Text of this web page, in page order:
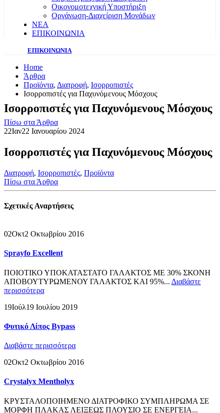
Οικονομοτεχνική Υποστήριξη
Οργάνωση-Διαχείριση Μονάδων
ΝΕΑ
ΕΠΙΚΟΙΝΩΝΙΑ
ΕΠΙΚΟΙΝΩΝΙΑ
Home
Άρθρα
Προϊόντα, Διατροφή, Ισορροπιστές
Ισορροπιστές για Παχυνόμενους Μόσχους
Ισορροπιστές για Παχυνόμενους Μόσχους
Πίσω στα Άρθρα
22Ιαν22 Ιανουαρίου 2024
Ισορροπιστές για Παχυνόμενους Μόσχους
Διατροφή, Ισορροπιστές, Προϊόντα
Πίσω στα Άρθρα
Σχετικές Αναρτήσεις
02Οκτ2 Οκτωβρίου 2016
Sprayfo Excellent
ΠΟΙΟΤΙΚΟ ΥΠΟΚΑΤΑΣΤΑΤΟ ΓΑΛΑΚΤΟΣ ΜΕ 30% ΣΚΟΝΗ
ΑΠΟΒΟΥΤΥΡΩΜΕΝΟΥ ΓΑΛΑΚΤΟΣ ΚΑΙ 95%... Διαβάστε
περισσότερα
19Ιούλ19 Ιουλίου 2019
Φυτικό Λίπος Bypass
Διαβάστε περισσότερα
02Οκτ2 Οκτωβρίου 2016
Crystalyx Mentholyx
ΚΡΥΣΤΑΛΟΠΟΙΗΜΕΝΟ ΔΙΑΤΡΟΦΙΚΟ ΣΥΜΠΛΗΡΩΜΑ ΣΕ
ΜΟΡΦΗ ΠΛΑΚΑΣ ΛΕΙΞΕΩΣ ΠΛΟΥΣΙΟ ΣΕ ΕΝΕΡΓΕΙΑ...